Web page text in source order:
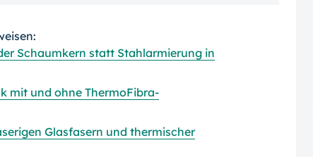
Schaumkern statt Stahlarmierung in
mit und ohne ThermoFibra-
Glasfasern und thermischer